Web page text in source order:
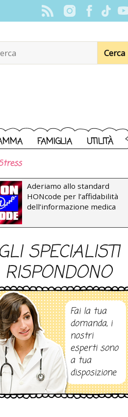
FAMIGLIA UTILITÀ
Aderiamo allo standard
HONcode per l’affidabilità
dell’informazione medica
SPECIALISTI
RISPONDONO
Fai la tua
domanda, i
nostri
esperti sono
a tua
disposizione